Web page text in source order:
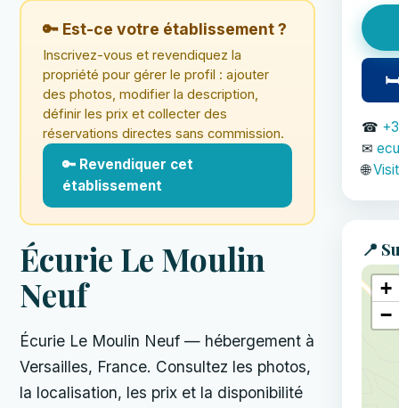
🔑 Est-ce votre établissement ?
Inscrivez-vous et revendiquez la
propriété pour gérer le profil : ajouter
des photos, modifier la description,
définir les prix et collecter des
réservations directes sans commission.
🔑 Revendiquer cet
établissement
Écurie Le Moulin
Neuf
Écurie Le Moulin Neuf — hébergement à
Versailles, France. Consultez les photos,
la localisation, les prix et la disponibilité
🛏
☎
✉
🌐
📍
+
−